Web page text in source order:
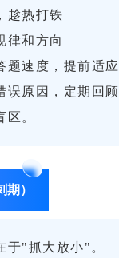
趁热打铁
律和方向
题速度，提前适
误原因，定期回
。
）
于"抓大放小"。